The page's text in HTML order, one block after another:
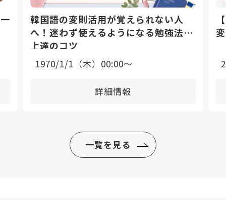
韓国語の変則活用が覚えられない人
へ！迷わず使えるようになる勉強法と
上達のコツ
1970/1/1（木）00:00〜
詳細情報
一覧を見る